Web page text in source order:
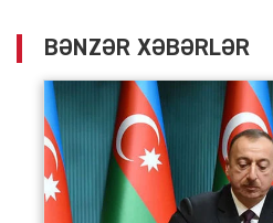
BƏNZƏR XƏBƏRLƏR